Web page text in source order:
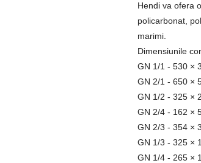
Hendi va ofera
policarbonat,
marimi.
Dimensiunile
GN 1/1 - 530 ×
GN 2/1 - 650 ×
GN 1/2 - 325 ×
GN 2/4 - 162 ×
GN 2/3 - 354 ×
GN 1/3 - 325 ×
GN 1/4 - 265 ×